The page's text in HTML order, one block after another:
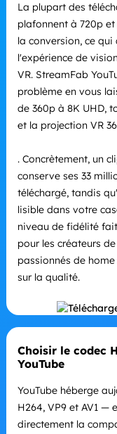
La plupart des
plafonnent à 720p
la conversion, ce
l'expérience de
VR. StreamFab
problème en vous
de 360p à 8K UHD,
et la projection VR
. Concrètement, un
conserve ses 33
téléchargé, tandis
lisible dans votre
niveau de fidélité
pour les créateurs
passionnés de
sur la qualité.
Choisir le codec
YouTube
YouTube héberge
H264, VP9 et AV1 —
directement la